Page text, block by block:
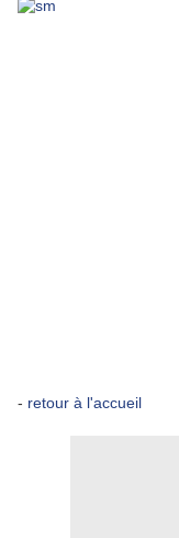
- retour à l'accueil